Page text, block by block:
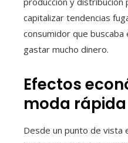
capitalizar tendencias
consumidor que
gastar mucho dinero.
Efectos
moda rápida
Desde un punto de vista